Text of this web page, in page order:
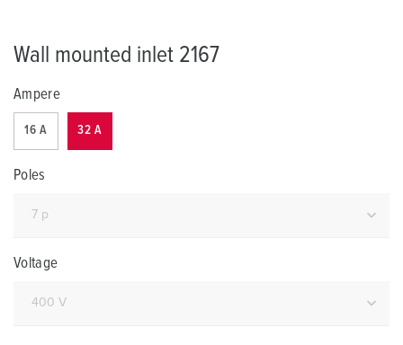
Wall mounted inlet 2167
Ampere
16 A 32 A
Poles
Voltage